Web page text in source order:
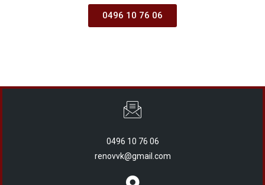
0496 10 76 06
0496 10 76 06
renovvk@gmail.com